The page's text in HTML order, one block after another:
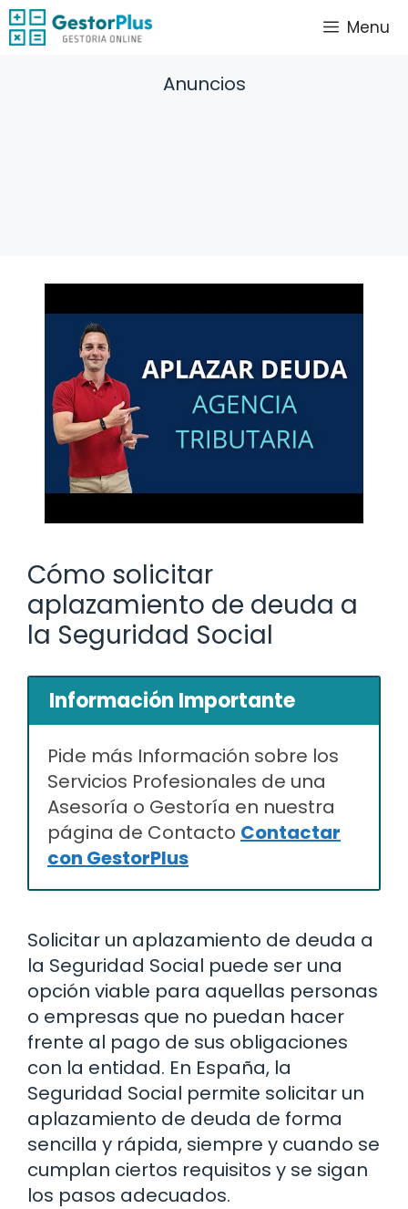
Saltar
al
Menu
Anuncios
Cómo solicitar
aplazamiento de deuda a
la Seguridad Social
Información Importante
Pide más Información sobre los
Servicios Profesionales de una
Asesoría o Gestoría en nuestra
página de Contacto Contactar
con GestorPlus
Solicitar un aplazamiento de deuda a
la Seguridad Social puede ser una
opción viable para aquellas personas
o empresas que no puedan hacer
frente al pago de sus obligaciones
con la entidad. En España, la
Seguridad Social permite solicitar un
aplazamiento de deuda de forma
sencilla y rápida, siempre y cuando se
cumplan ciertos requisitos y se sigan
los pasos adecuados.